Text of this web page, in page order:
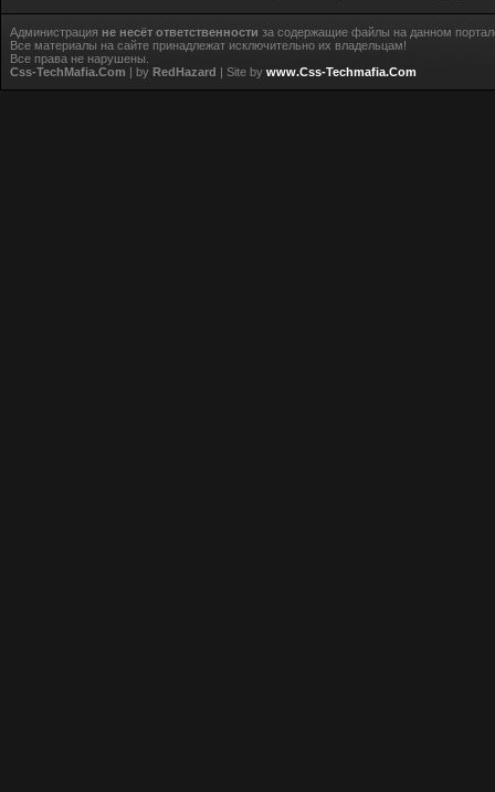
Администрация не несёт ответственности за содержащие файлы на данном
Все материалы на сайте принадлежат исключительно их владельцам!
Все права не нарушены.
Css-TechMafia.Com | by RedHazard | Site by www.Css-Techmafia.Com